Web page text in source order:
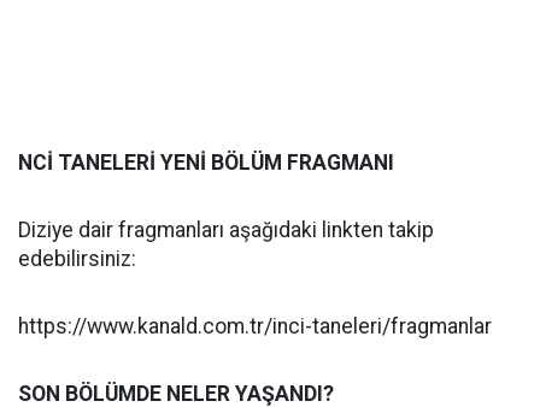
NCİ TANELERİ YENİ BÖLÜM FRAGMANI
Diziye dair fragmanları aşağıdaki linkten takip
edebilirsiniz:
https://www.kanald.com.tr/inci-taneleri/fragmanlar
SON BÖLÜMDE NELER YAŞANDI?